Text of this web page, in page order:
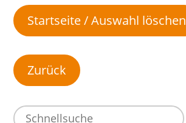
Startseite / Auswahl löschen